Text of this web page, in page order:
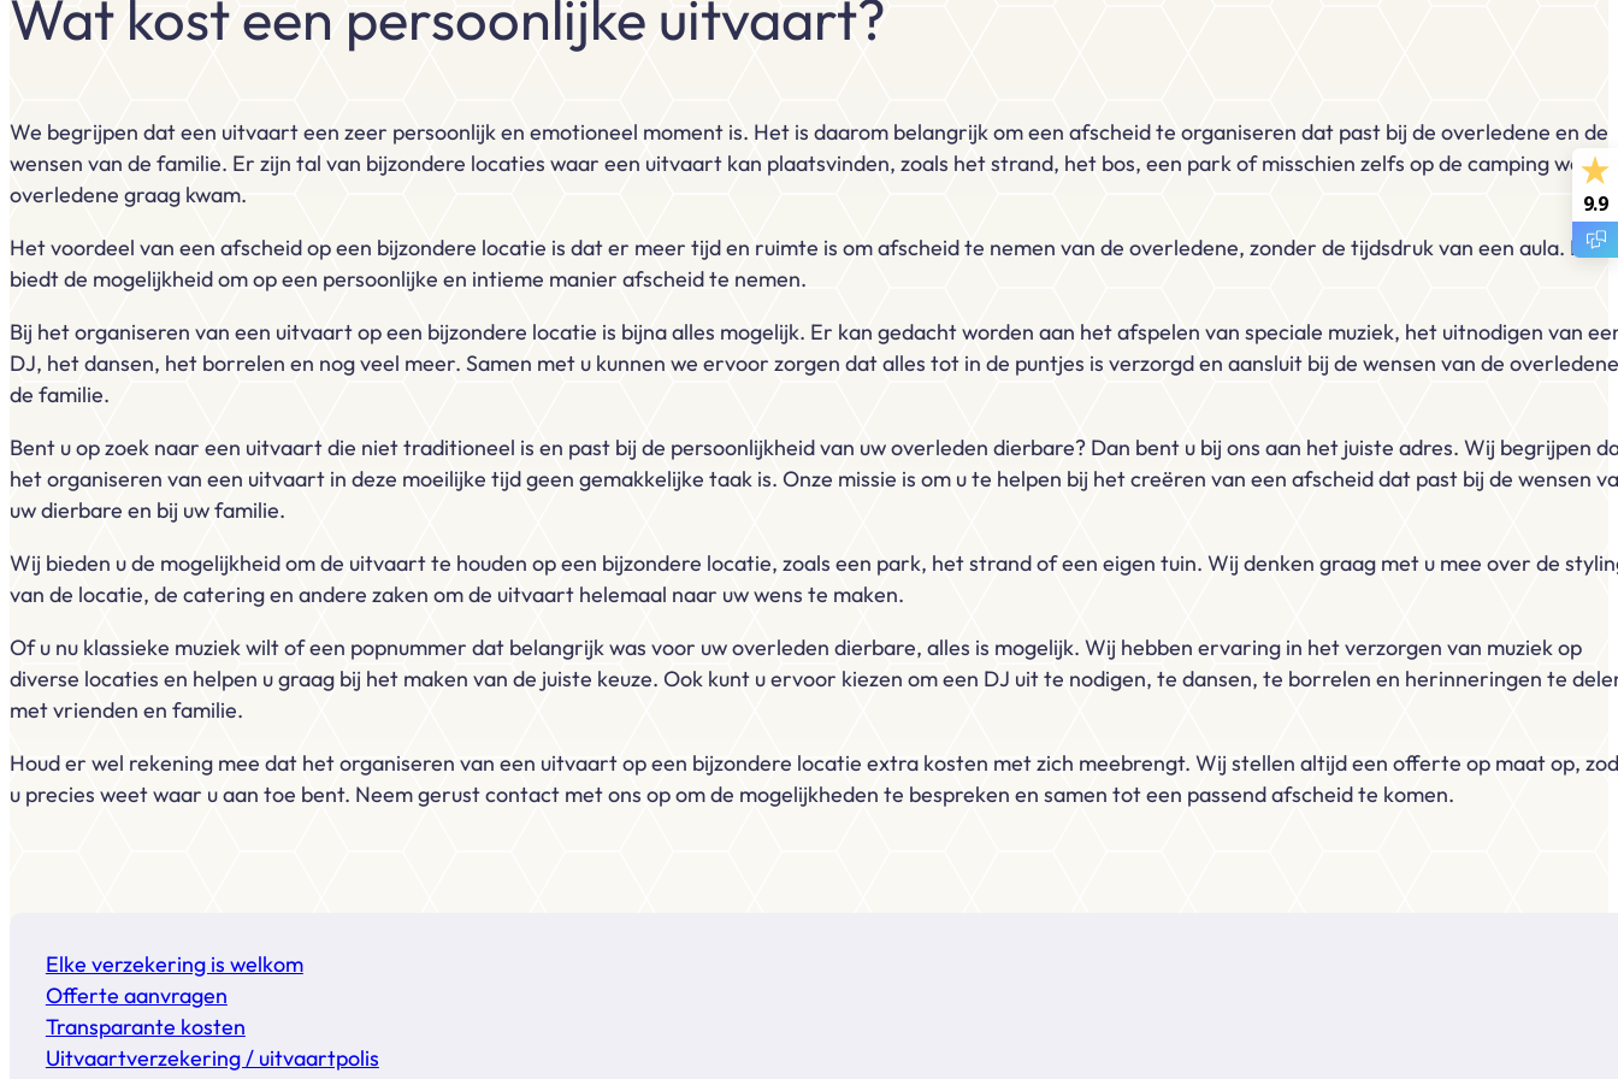
9.9
Wat kost een persoonlijke uitvaart?
We begrijpen dat een uitvaart een zeer persoonlijk en emotioneel moment is. Het is daarom belangrijk om een afscheid te organiseren dat past bij de overledene en de
wensen van de familie. Er zijn tal van bijzondere locaties waar een uitvaart kan plaatsvinden, zoals het strand, het bos, een park of misschien zelfs op de camping waar
overledene graag kwam.
Het voordeel van een afscheid op een bijzondere locatie is dat er meer tijd en ruimte is om afscheid te nemen van de overledene, zonder de tijdsdruk van een aula. Het
biedt de mogelijkheid om op een persoonlijke en intieme manier afscheid te nemen.
Bij het organiseren van een uitvaart op een bijzondere locatie is bijna alles mogelijk. Er kan gedacht worden aan het afspelen van speciale muziek, het uitnodigen van
DJ, het dansen, het borrelen en nog veel meer. Samen met u kunnen we ervoor zorgen dat alles tot in de puntjes is verzorgd en aansluit bij de wensen van de
de familie.
Bent u op zoek naar een uitvaart die niet traditioneel is en past bij de persoonlijkheid van uw overleden dierbare? Dan bent u bij ons aan het juiste adres. Wij begrijpen
het organiseren van een uitvaart in deze moeilijke tijd geen gemakkelijke taak is. Onze missie is om u te helpen bij het creëren van een afscheid dat past bij de wensen
uw dierbare en bij uw familie.
Wij bieden u de mogelijkheid om de uitvaart te houden op een bijzondere locatie, zoals een park, het strand of een eigen tuin. Wij denken graag met u mee over de
van de locatie, de catering en andere zaken om de uitvaart helemaal naar uw wens te maken.
Of u nu klassieke muziek wilt of een popnummer dat belangrijk was voor uw overleden dierbare, alles is mogelijk. Wij hebben ervaring in het verzorgen van muziek op
diverse locaties en helpen u graag bij het maken van de juiste keuze. Ook kunt u ervoor kiezen om een DJ uit te nodigen, te dansen, te borrelen en herinneringen te
met vrienden en familie.
Houd er wel rekening mee dat het organiseren van een uitvaart op een bijzondere locatie extra kosten met zich meebrengt. Wij stellen altijd een offerte op maat op,
u precies weet waar u aan toe bent. Neem gerust contact met ons op om de mogelijkheden te bespreken en samen tot een passend afscheid te komen.
Elke verzekering is welkom
Offerte aanvragen
Transparante kosten
Uitvaartverzekering / uitvaartpolis